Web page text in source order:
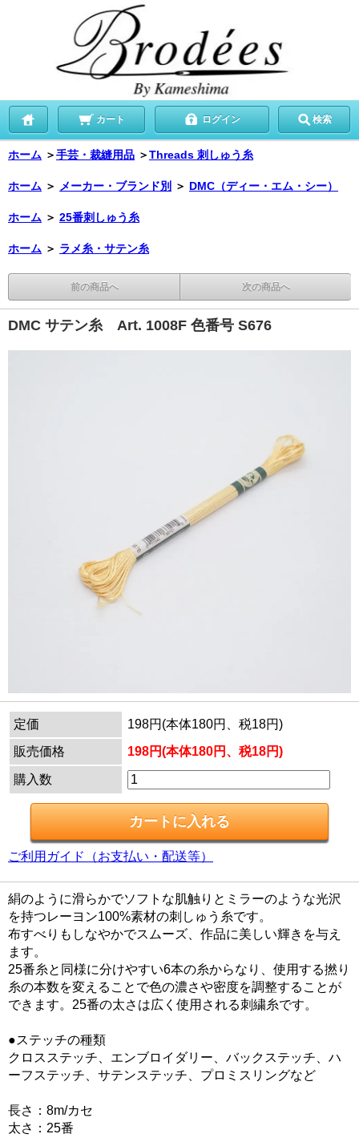
カート ログイン 検索
ホーム ＞手芸・裁縫用品 ＞Threads 刺しゅう糸
ホーム ＞ メーカー・ブランド別 ＞ DMC（ディー・エム・シー）
ホーム ＞ 25番刺しゅう糸
ホーム ＞ ラメ糸・サテン糸
前の商品へ 次の商品へ
DMC サテン糸 Art. 1008F 色番号 S676
定価
198円(本体180円、税18円)
販売価格
198円(本体180円、税18円)
購入数
ご利用ガイド（お支払い・配送等）
絹のように滑らかでソフトな肌触りとミラーのような光沢
を持つレーヨン100%素材の刺しゅう糸です。
布すべりもしなやかでスムーズ、作品に美しい輝きを与え
ます。
25番糸と同様に分けやすい6本の糸からなり、使用する撚り
糸の本数を変えることで色の濃さや密度を調整することが
できます。25番の太さは広く使用される刺繍糸です。
●ステッチの種類
クロスステッチ、エンブロイダリー、バックステッチ、ハ
ーフステッチ、サテンステッチ、プロミスリングなど
長さ：8m/カセ
太さ：25番